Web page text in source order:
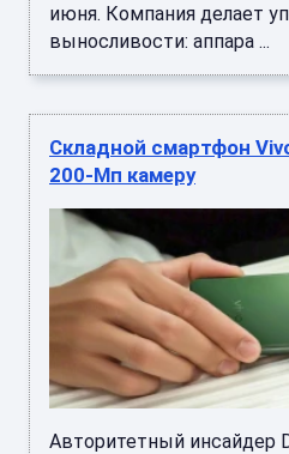
июня. Компания делает
выносливости: аппара ...
Складной смартфон
200-Мп камеру
Авторитетный инсайдер